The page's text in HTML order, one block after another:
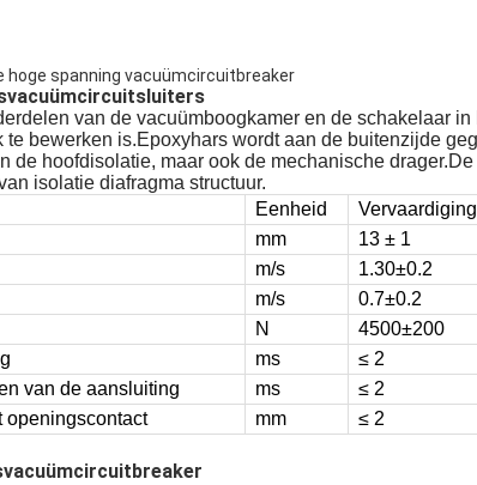
hoge spanning vacuümcircuitbreaker
van de vacuümboogkamer en de schakelaar
bewerken is.Epoxyhars wordt aan de buitenzijde
de hoofdisolatie, maar ook de mechanische
isolatie diafragma structuur.
Eenheid
Vervaardiging
mm
13 ± 1
m/s
1.30±0.2
m/s
0.7±0.2
N
4500±200
ms
≤ 2
van de aansluiting
ms
≤ 2
openingscontact
mm ≤ 2